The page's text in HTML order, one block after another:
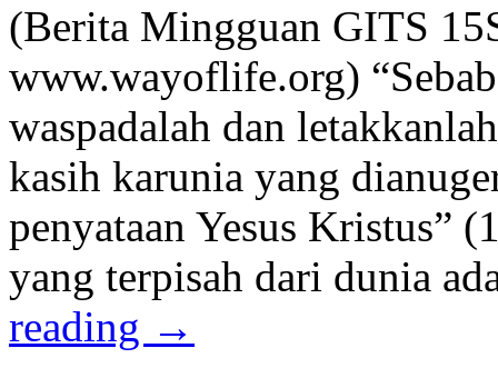
(Berita Mingguan GITS
www.wayoflife.org)
waspadalah dan
kasih karunia yang
penyataan Yesus Kristus”
yang terpisah dari dunia
reading →